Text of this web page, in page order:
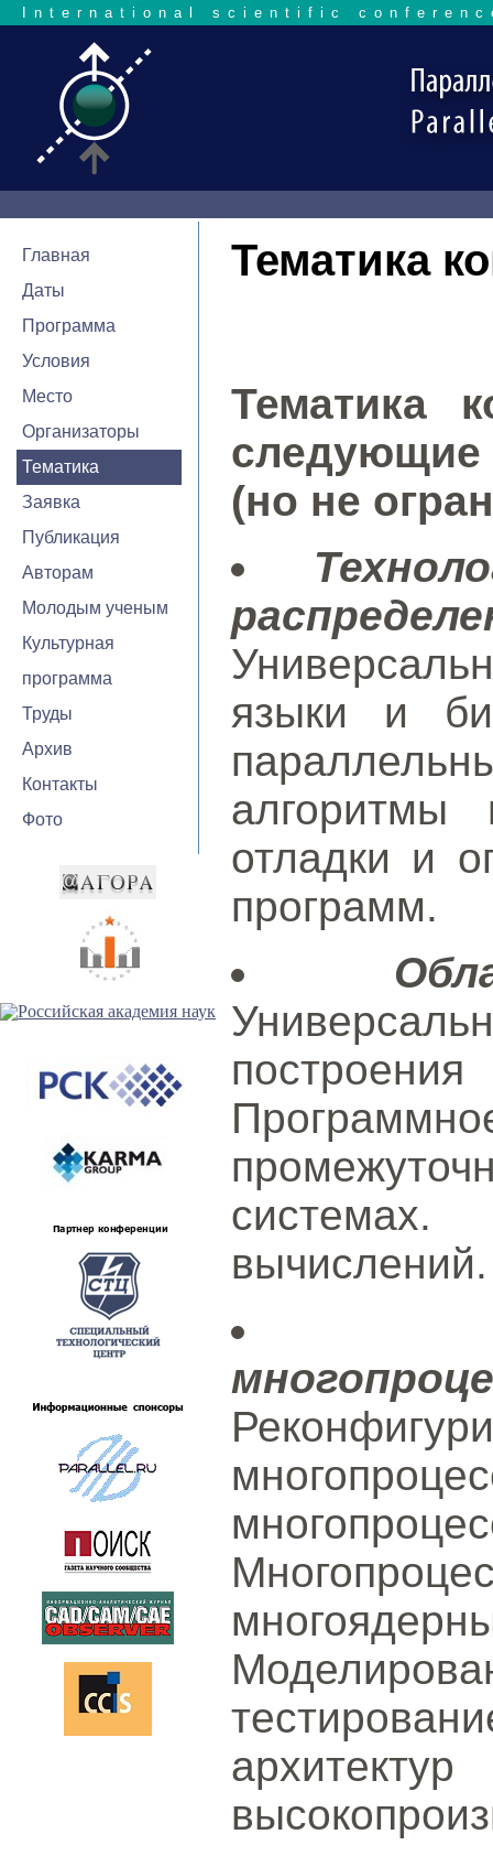
International scientific
Главная
Даты
Программа
Условия
Место
Организаторы
Тематика
Заявка
Публикация
Авторам
Молодым ученым
Культурная
программа
Труды
Архив
Контакты
Фото
Тематика
Тематика
(но не
языки и
алгоритмы
отладки и
программ.
вычислений.